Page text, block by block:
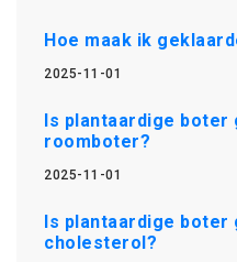
Hoe maak ik
2025-11-01
Is plantaardige boter
roomboter?
2025-11-01
Is plantaardige boter
cholesterol?